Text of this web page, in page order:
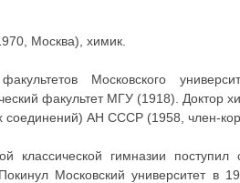
Москва), химик.
Московского
факультет МГУ (1918). Доктор
АН СССР (1958, член-
классической гимназии поступил
Московский университет в